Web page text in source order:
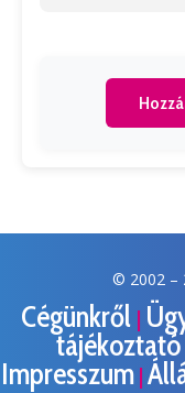
© 2002 –
Cégünkről |
tájékoztató
Impresszum|